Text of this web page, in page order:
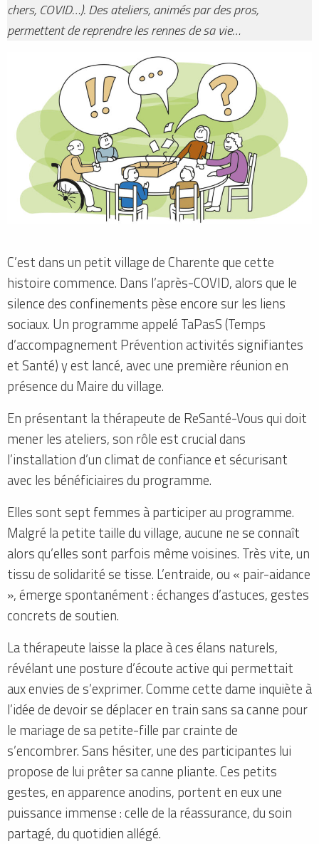
chers, COVID…). Des ateliers, animés par des pros,
permettent de reprendre les rennes de sa vie…
C’est dans un petit village de Charente que cette
histoire commence. Dans l’après-COVID, alors que le
silence des confinements pèse encore sur les liens
sociaux. Un programme appelé TaPasS (Temps
d’accompagnement Prévention activités signifiantes
et Santé) y est lancé, avec une première réunion en
présence du Maire du village.
En présentant la thérapeute de ReSanté-Vous qui doit
mener les ateliers, son rôle est crucial dans
l’installation d’un climat de confiance et sécurisant
avec les bénéficiaires du programme.
Elles sont sept femmes à participer au programme.
Malgré la petite taille du village, aucune ne se connaît
alors qu’elles sont parfois même voisines. Très vite, un
tissu de solidarité se tisse. L’entraide, ou « pair-aidance
», émerge spontanément : échanges d’astuces, gestes
concrets de soutien.
La thérapeute laisse la place à ces élans naturels,
révélant une posture d’écoute active qui permettait
aux envies de s’exprimer. Comme cette dame inquiète à
l’idée de devoir se déplacer en train sans sa canne pour
le mariage de sa petite-fille par crainte de
s’encombrer. Sans hésiter, une des participantes lui
propose de lui prêter sa canne pliante. Ces petits
gestes, en apparence anodins, portent en eux une
puissance immense : celle de la réassurance, du soin
partagé, du quotidien allégé.